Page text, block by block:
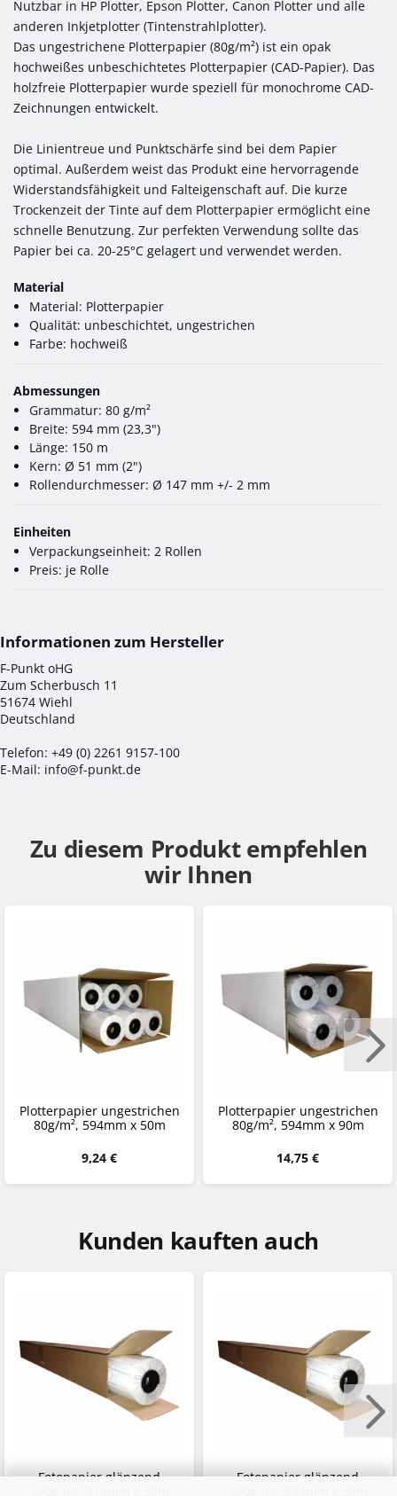
Nutzbar in HP Plotter, Epson Plotter, Canon Plotter und alle
anderen Inkjetplotter (Tintenstrahlplotter).
Das ungestrichene Plotterpapier (80g/m²) ist ein opak
hochweißes unbeschichtetes Plotterpapier (CAD-Papier). Das
holzfreie Plotterpapier wurde speziell für monochrome CAD-
Zeichnungen entwickelt.
Die Linientreue und Punktschärfe sind bei dem Papier
optimal. Außerdem weist das Produkt eine hervorragende
Widerstandsfähigkeit und Falteigenschaft auf. Die kurze
Trockenzeit der Tinte auf dem Plotterpapier ermöglicht eine
schnelle Benutzung. Zur perfekten Verwendung sollte das
Papier bei ca. 20-25°C gelagert und verwendet werden.
Material
Material: Plotterpapier
Qualität: unbeschichtet, ungestrichen
Farbe: hochweiß
Abmessungen
Grammatur: 80 g/m²
Breite: 594 mm (23,3")
Länge: 150 m
Kern: Ø 51 mm (2")
Rollendurchmesser: Ø 147 mm +/- 2 mm
Einheiten
Verpackungseinheit: 2 Rollen
Preis: je Rolle
F-Punkt oHG
Zum Scherbusch 11
51674 Wiehl
Deutschland
Telefon: +49 (0) 2261 9157-100
E-Mail: info@f-punkt.de
Zu diesem Produkt empfehlen
wir Ihnen
Plotterpapier ungestrichen
80g/m², 594mm x 50m
9,24 €
Plotterpapier ungestrichen
80g/m², 594mm x 90m
14,75 €
Kunden kauften auch
Fotopapier glänzend
Fotopapier glänzend